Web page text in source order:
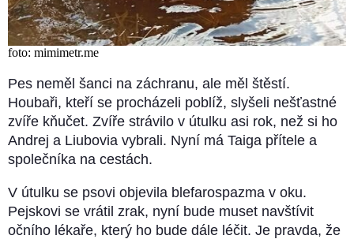
foto: mimimetr.me
Pes neměl šanci na záchranu, ale měl štěstí.
Houbaři, kteří se procházeli poblíž, slyšeli nešťastné
zvíře kňučet. Zvíře strávilo v útulku asi rok, než si ho
Andrej a Liubovia vybrali. Nyní má Taiga přítele a
společníka na cestách.
V útulku se psovi objevila blefarospazma v oku.
Pejskovi se vrátil zrak, nyní bude muset navštívit
očního lékaře, který ho bude dále léčit. Je pravda, že